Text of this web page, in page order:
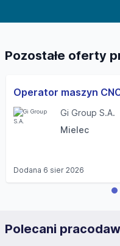
Pozostałe oferty
Operator maszyn
Gi Group S.A.
Mielec
Dodana 6 sier 2026
Polecani